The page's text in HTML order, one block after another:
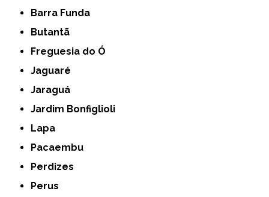
Barra Funda
Butantã
Freguesia do Ó
Jaguaré
Jaraguá
Jardim Bonfiglioli
Lapa
Pacaembu
Perdizes
Perus